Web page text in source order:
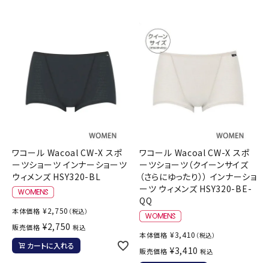
ワコール Wacoal CW-X スポ
ーツショーツ インナーショーツ
ウィメンズ HSY320-BL
本体価格 ¥2,750 （税込）
販売価格 ¥2,750 税込
カートに入れる
ワコール Wacoal CW-X スポ
ーツショーツ（クイーンサイズ
（さらにゆったり）） インナーショ
ーツ ウィメンズ HSY320-BE-
QQ
本体価格 ¥3,410 （税込）
販売価格 ¥3,410 税込